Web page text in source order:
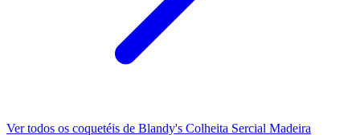
Ver todos os coquetéis de Blandy's Colheita Sercial Madeira